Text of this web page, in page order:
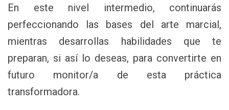
En este nivel intermedio, continuarás
perfeccionando las bases del arte marcial,
mientras desarrollas habilidades que te
preparan, si así lo deseas, para convertirte en
futuro monitor/a de esta práctica
transformadora.